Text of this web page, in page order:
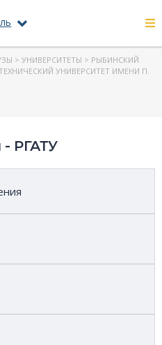
> УНИВЕРСИТЕТЫ > РЫБИНСКИЙ
УНИВЕРСИТЕТ ИМЕНИ П.
- РГАТУ